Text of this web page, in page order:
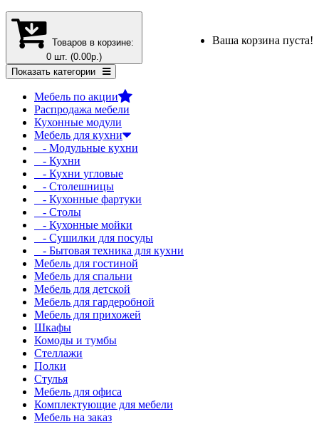
Товаров в корзине:
0 шт. (0.00р.)
Ваша корзина пуста!
Показать категории
Мебель по акции
Распродажа мебели
Кухонные модули
Мебель для кухни
- Модульные кухни
- Кухни
- Кухни угловые
- Столешницы
- Кухонные фартуки
- Столы
- Кухонные мойки
- Сушилки для посуды
- Бытовая техника для кухни
Мебель для гостиной
Мебель для спальни
Мебель для детской
Мебель для гардеробной
Мебель для прихожей
Шкафы
Комоды и тумбы
Стеллажи
Полки
Стулья
Мебель для офиса
Комплектующие для мебели
Мебель на заказ